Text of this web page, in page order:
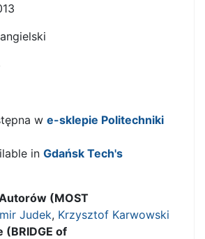
angielski
w e-sklepie Politechniki
in Gdańsk Tech's
(MOST
Judek, Krzysztof Karwowski
of